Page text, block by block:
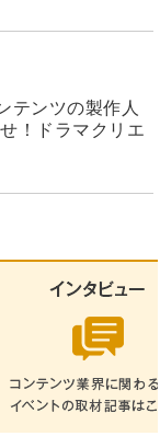
テンツの製作人
！ドラマクリエ